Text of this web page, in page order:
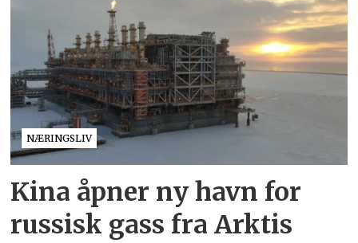
NÆRINGSLIV
Kina åpner ny havn for
russisk gass fra Arktis